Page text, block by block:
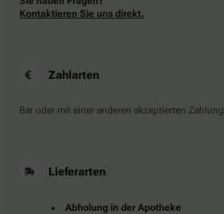
Kontaktieren Sie uns direkt.
Zahlarten
Bar oder mit einer anderen akzeptierten
Lieferarten
Abholung in der Apotheke